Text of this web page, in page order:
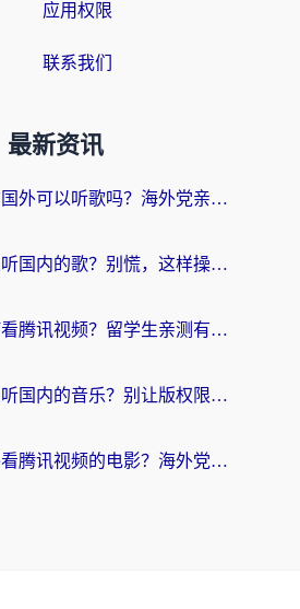
应用权限
联系我们
最新资讯
酷狗会员在国外可以听歌吗？海外党亲测有效：3步解决音乐权限难题
在国外无法听国内的歌？别慌，这样操作就能畅听QQ音乐（附亲测加速器推荐）
在国外如何看腾讯视频？留学生亲测有效的回国加速方案
在国外怎么听国内的音乐？别让版权限制断了你的华语歌单
怎么在国外看腾讯视频的电影？海外党亲测有效的回国加速指南